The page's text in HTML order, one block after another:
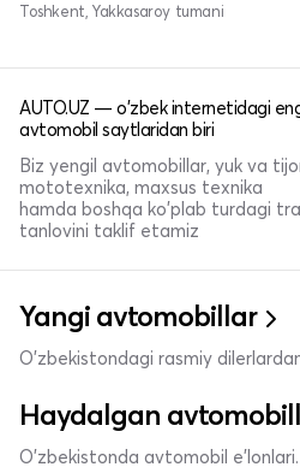
Toshkent, Yakkasaroy tumani
AUTO.UZ — o'zbek internetidagi
avtomobil saytlaridan biri
Biz yengil avtomobillar, yuk va
mototexnika, maxsus texnika
hamda boshqa ko'plab turdagi
tanlovini taklif etamiz
Yangi avtomobillar
O'zbekistondagi rasmiy
Haydalgan
O'zbekistonda avtomobil